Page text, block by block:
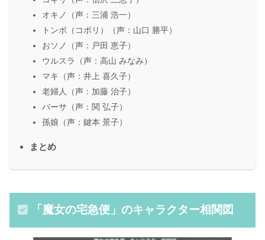
オキノ（声：三浦 浩一）
トンボ（コポリ）（声：山口 勝平）
おソノ（声：戸田 恵子）
ウルスラ（声：高山 みなみ）
マキ（声：井上 喜久子）
老婦人（声：加藤 治子）
バーサ（声：関 弘子）
孫娘（声：鍵本 景子）
まとめ
「魔女の宅急便」のキャラクター相関図